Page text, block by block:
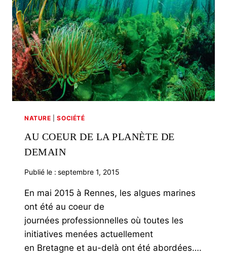
NATURE |SOCIÉTÉ
AU COEUR DE LA PLANÈTE DE
DEMAIN
Publié le : septembre 1, 2015
En mai 2015 à Rennes, les algues marines
ont été au coeur de
journées professionnelles où toutes les
initiatives menées actuellement
en Bretagne et au-delà ont été abordées….